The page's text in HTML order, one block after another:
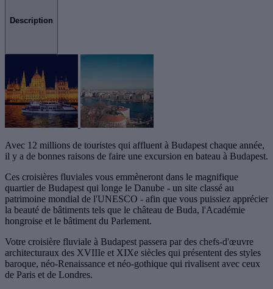
Description
Avec 12 millions de touristes qui affluent à Budapest chaque année,
il y a de bonnes raisons de faire une excursion en bateau à Budapest.
Ces croisières fluviales vous emmèneront dans le magnifique
quartier de Budapest qui longe le Danube - un site classé au
patrimoine mondial de l'UNESCO - afin que vous puissiez apprécier
la beauté de bâtiments tels que le château de Buda, l'Académie
hongroise et le bâtiment du Parlement.
Votre croisière fluviale à Budapest passera par des chefs-d'œuvre
architecturaux des XVIIIe et XIXe siècles qui présentent des styles
baroque, néo-Renaissance et néo-gothique qui rivalisent avec ceux
de Paris et de Londres.